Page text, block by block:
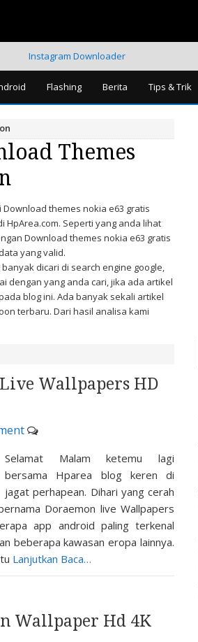
Instagram Downloader
Flashing Berita Tips & Trik
Themes
themes nokia e63 gratis
Seperti yang anda lihat
Download themes nokia e63 gratis
yang valid.
dicari di search engine google,
dengan yang anda cari, jika ada artikel
blog ini. Ada banyak sekali artikel
terbaru. Dari hasil analisa kami
Wallpapers HD
Selamat Malam ketemu lagi
bersama Hparea blog keren di
jagat perhapean. Dihari yang cerah
Doraemon live Wallpapers
app android paling terkenal
beberapa kawasan eropa lainnya.
Lanjutkan Baca…
Wallpaper Hd 4K